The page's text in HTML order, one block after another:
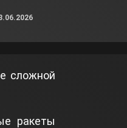
сложной
ракеты